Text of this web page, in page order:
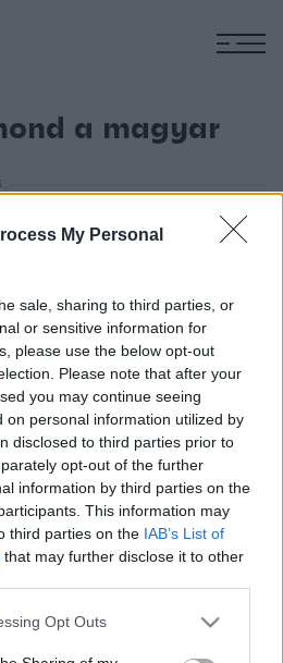
My Personal
sale, sharing to third parties, or
or sensitive information for
please use the below opt-out
Please note that after your
you may continue seeing
on personal information utilized by
disclosed to third parties prior to
opt-out of the further
information by third parties on the
This information may
third parties on the IAB’s List of
that may further disclose it to other
app uses one or more Google
Opt Outs
a magyar
rohamai, a dühkitörések
kellett. 1608. január 10-én a
hirdetett, amelyet a
de ennek ellenére együtt
fegyveresen vonult Rudolf ellen,
Magyarország, Horvátország
fölötti uralomról Mátyás
Tirolt és a császári címet